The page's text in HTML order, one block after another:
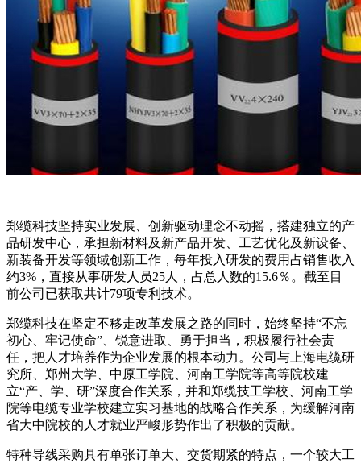
郑缆科技坚持实业发展、创新驱动理念不动摇，搭建独立的产
品研发中心，承担新材料及新产品开发、工艺优化及新设备、
新装备开发等领域创新工作，每年投入研发的费用占销售收入
约3%，直接从事研发人员25人，占总人数的15.6％。截至目
前公司已获取共计79项专利技术。
郑缆科技在坚定不移走改革发展之路的同时，始终坚持“不忘
初心、牢记使命”、锐意进取、勇于担当，积极履行社会责
任，把人才培养作为企业发展的根本动力。公司与上海电缆研
究所、郑州大学、中原工学院、河南工学院等高等院校建
立“产、学、研”深度合作关系，并和郑缆技工学校、河南工学
院等电缆专业学校建立实习基地的战略合作关系，为缓解河南
省大中院校的人才就业严峻形势作出了积极的贡献。
特种导线采购具有单张订单大、交货期紧的特点，一个较大工